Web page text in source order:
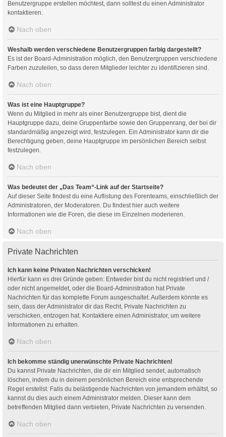
Benutzergruppe erstellen möchtest, dann solltest du einen Administrator
kontaktieren.
Nach oben
Weshalb werden verschiedene Benutzergruppen farbig dargestellt?
Es ist der Board-Administration möglich, den Benutzergruppen verschiedene
Farben zuzuteilen, so dass deren Mitglieder leichter zu identifizieren sind.
Nach oben
Was ist eine Hauptgruppe?
Wenn du Mitglied in mehr als einer Benutzergruppe bist, dient die
Hauptgruppe dazu, deine Gruppenfarbe sowie den Gruppenrang, der bei dir
standardmäßig angezeigt wird, festzulegen. Ein Administrator kann dir die
Berechtigung geben, deine Hauptgruppe im persönlichen Bereich selbst
festzulegen.
Nach oben
Was bedeutet der „Das Team“-Link auf der Startseite?
Auf dieser Seite findest du eine Auflistung des Forenteams, einschließlich der
Administratoren, der Moderatoren. Du findest hier auch weitere
Informationen wie die Foren, die diese im Einzelnen moderieren.
Nach oben
Private Nachrichten
Ich kann keine Privaten Nachrichten verschicken!
Hierfür kann es drei Gründe geben: Entweder bist du nicht registriert und /
oder nicht angemeldet, oder die Board-Administration hat Private
Nachrichten für das komplette Forum ausgeschaltet. Außerdem könnte es
sein, dass der Administrator dir das Recht, Private Nachrichten zu
verschicken, entzogen hat. Kontaktiere einen Administrator, um weitere
Informationen zu erhalten.
Nach oben
Ich bekomme ständig unerwünschte Private Nachrichten!
Du kannst Private Nachrichten, die dir ein Mitglied sendet, automatisch
löschen, indem du in deinem persönlichen Bereich eine entsprechende
Regel erstellst. Falls du belästigende Nachrichten von jemandem erhältst, so
kannst du dies auch einem Administrator melden. Dieser kann dem
betreffenden Mitglied dann verbieten, Private Nachrichten zu versenden.
Nach oben